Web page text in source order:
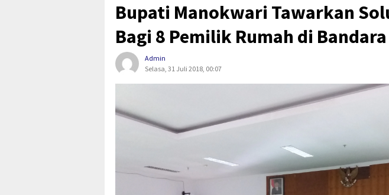
Bupati Manokwari Tawarkan
Bagi 8 Pemilik Rumah di
Admin
Selasa, 31 Juli 2018, 00:07